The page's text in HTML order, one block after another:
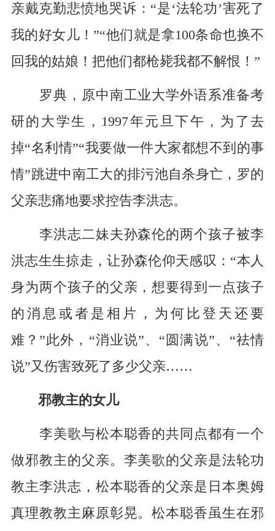
亲戴克勤悲愤地哭诉：“是‘法轮功’害死了
我的好女儿！”“他们就是拿100条命也换不
回我的姑娘！把他们都枪毙我都不解恨！”
罗典，原中南工业大学外语系准备考
研的大学生，1997年元旦下午，为了去
掉“名利情”“我要做一件大家都想不到的事
情”跳进中南工大的排污池自杀身亡，罗的
父亲悲痛地要求控告李洪志。
李洪志二妹夫孙森伦的两个孩子被李
洪志生生掠走，让孙森伦仰天感叹：“本人
身为两个孩子的父亲，想要得到一点孩子
的消息或者是相片，为何比登天还要
难？”此外，“消业说”、“圆满说”、“祛情
说”又伤害致死了多少父亲……
邪教主的女儿
李美歌与松本聪香的共同点都有一个
做邪教主的父亲。李美歌的父亲是法轮功
教主李洪志，松本聪香的父亲是日本奥姆
真理教教主麻原彰晃。松本聪香虽生在邪